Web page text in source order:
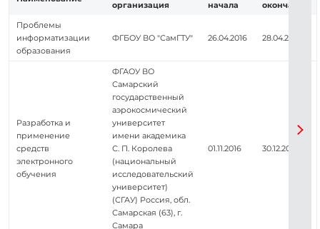
организация
начала
окончания
Проблемы
информатизации
образования
ФГБОУ ВО "СамГТУ" 26.04.2016 28.04.2016
Разработка и
применение
средств
электронного
обучения
ФГАОУ ВО
Самарский
государственный
аэрокосмический
университет
имени академика
С. П. Королева
(национальный
исследовательский
университет)
(СГАУ) Россия, обл.
Самарская (63), г.
Самара
01.11.2016 30.12.2016